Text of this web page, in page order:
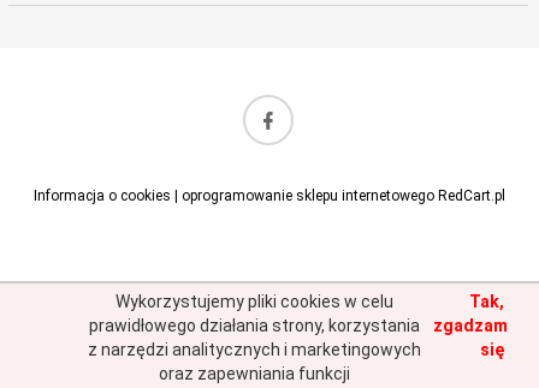
Informacja o cookies | oprogramowanie sklepu internetowego RedCart.pl
Wykorzystujemy pliki cookies w celu
prawidłowego działania strony, korzystania
z narzędzi analitycznych i marketingowych
oraz zapewniania funkcji
Tak,
zgadzam
się